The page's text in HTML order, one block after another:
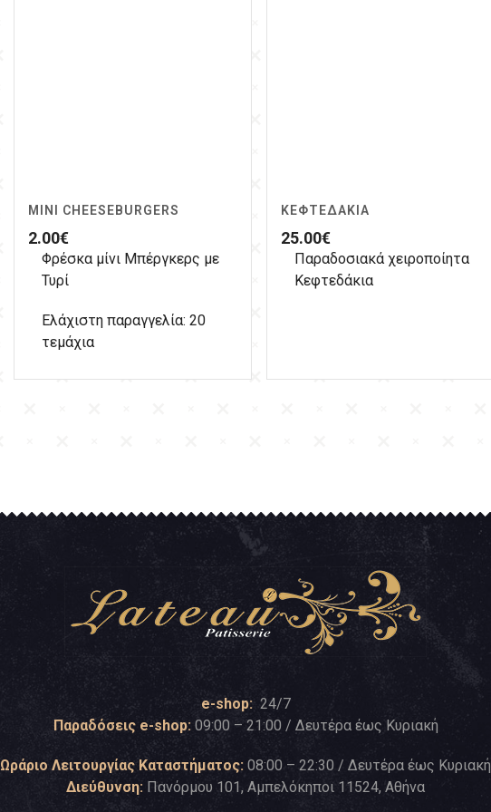
MINI CHEESEBURGERS
2.00€
Φρέσκα μίνι Μπέργκερς με
Τυρί
Ελάχιστη παραγγελία: 20
τεμάχια
ΚΕΦΤΕΔΆΚΙΑ
25.00€
Παραδοσιακά χειροποίητα
Κεφτεδάκια
e-shop: 24/7
Παραδόσεις e-shop: 09:00 – 21:00 / Δευτέρα έως Κυριακή
Ωράριο Λειτουργίας Καταστήματος: 08:00 – 22:30 / Δευτέρα έως Κυριακή
Διεύθυνση: Πανόρμου 101, Αμπελόκηποι 11524, Αθήνα